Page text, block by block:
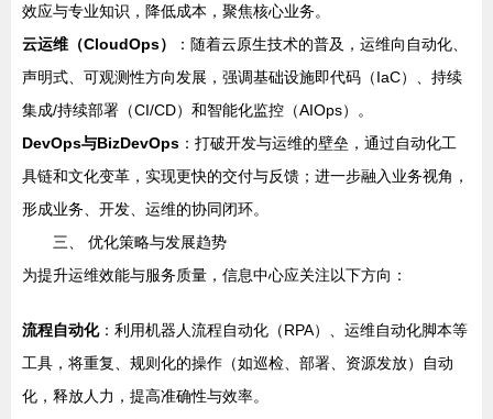
效应与专业知识，降低成本，聚焦核心业务。
云运维（CloudOps）
：随着云原生技术的普及，运维向自动化、
声明式、可观测性方向发展，强调基础设施即代码（IaC）、持续
集成/持续部署（CI/CD）和智能化监控（AIOps）。
DevOps与BizDevOps ：打破开发与运维的壁垒，通过自动化工
具链和文化变革，实现更快的交付与反馈；进一步融入业务视角，
形成业务、开发、运维的协同闭环。
三、 优化策略与发展趋势
为提升运维效能与服务质量，信息中心应关注以下方向：
流程自动化：利用机器人流程自动化（RPA）、运维自动化脚本等
工具，将重复、规则化的操作（如巡检、部署、资源发放）自动
化，释放人力，提高准确性与效率。